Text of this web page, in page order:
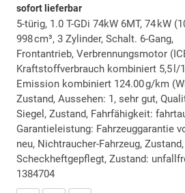
sofort lieferbar
5-türig, 1.0 T-GDi 74kW 6MT, 74 kW
998 cm³, 3 Zylinder, Schalt. 6-Gang,
Frontantrieb, Verbrennungsmotor
Kraftstoffverbrauch kombiniert 5,5 l/
Emission kombiniert 124.00 g/km
Zustand, Aussehen: 1, sehr gut,
Siegel, Zustand, Fahrfähigkeit:
Garantieleistung: Fahrzeuggarantie
neu, Nichtraucher-Fahrzeug,
Scheckheftgepflegt, Zustand:
1384704